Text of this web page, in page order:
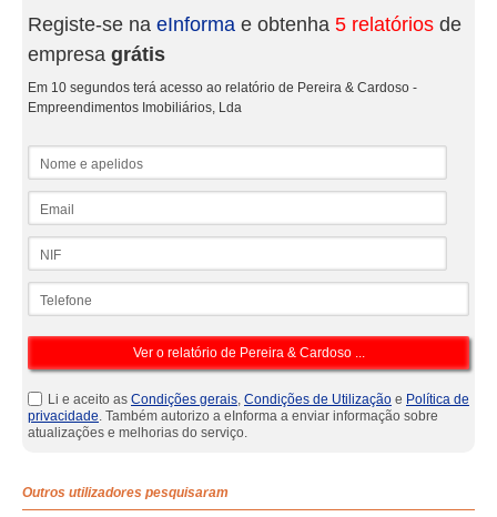
Registe-se na eInforma e obtenha 5 relatórios de
empresa grátis
Em 10 segundos terá acesso ao relatório de Pereira & Cardoso -
Empreendimentos Imobiliários, Lda
Li e aceito as Condições gerais, Condições de Utilização e Política de
privacidade. Também autorizo a eInforma a enviar informação sobre
atualizações e melhorias do serviço.
Outros utilizadores pesquisaram